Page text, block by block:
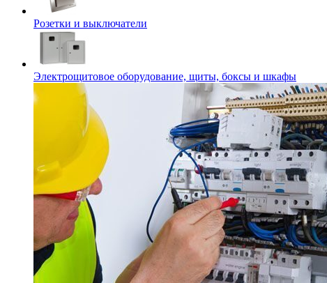
Розетки и выключатели
Электрощитовое оборудование, щиты, боксы и шкафы